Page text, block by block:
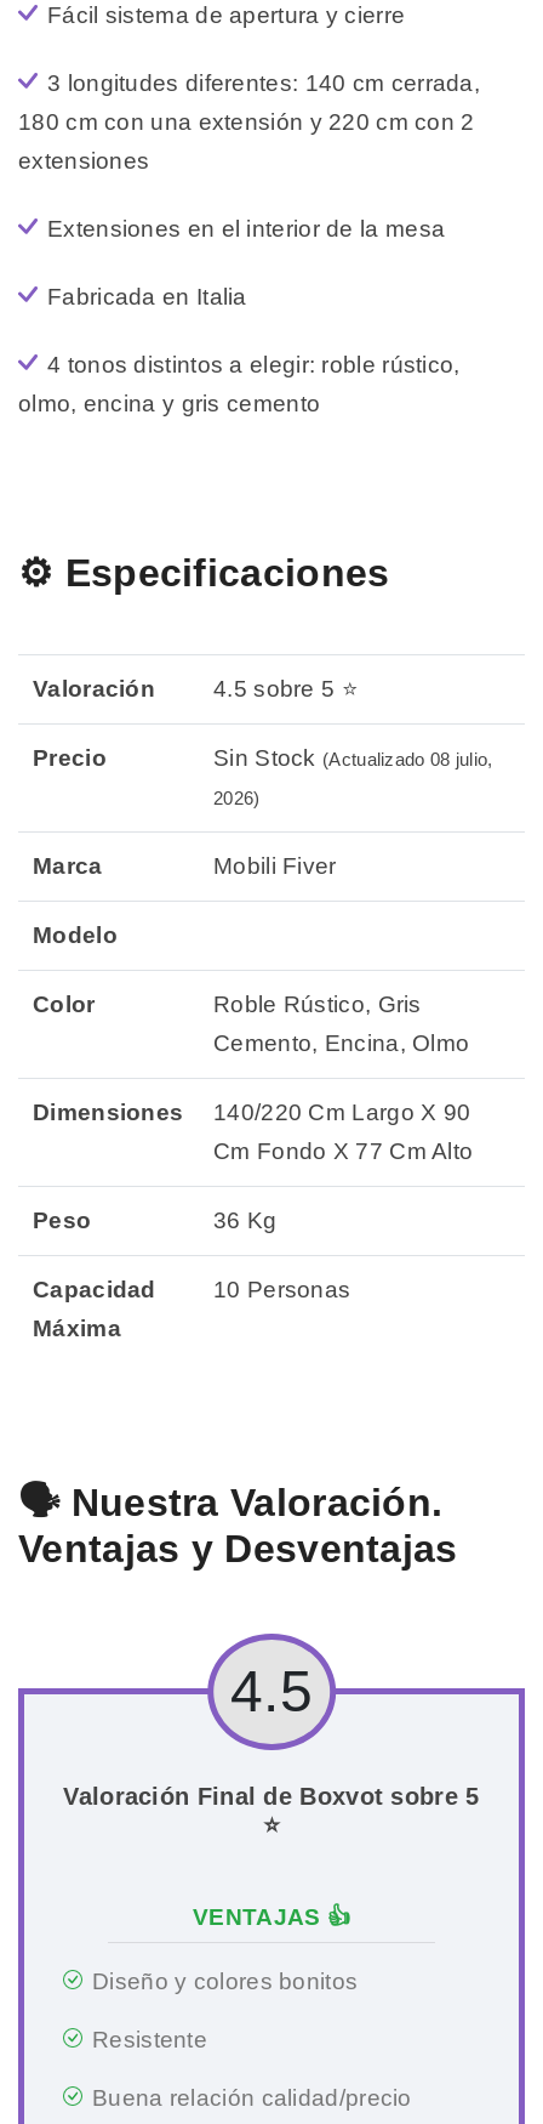
Fácil sistema de apertura y cierre
3 longitudes diferentes: 140 cm cerrada,
180 cm con una extensión y 220 cm con 2
extensiones
Extensiones en el interior de la mesa
Fabricada en Italia
4 tonos distintos a elegir: roble rústico,
olmo, encina y gris cemento
⚙️ Especificaciones
Valoración 4.5 sobre 5 ⭐
Precio Sin Stock (Actualizado 08 julio,
2026)
Marca Mobili Fiver
Modelo
Color
Roble Rústico, Gris
Cemento, Encina, Olmo
Dimensiones
140/220 Cm Largo X 90
Cm Fondo X 77 Cm Alto
Peso 36 Kg
Capacidad
Máxima
10 Personas
🗣️ Nuestra Valoración.
Ventajas y Desventajas
4.5
Valoración Final de Boxvot sobre 5
⭐
VENTAJAS 👍
Diseño y colores bonitos
Resistente
Buena relación calidad/precio